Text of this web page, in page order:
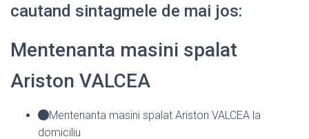
cautand sintagmele de mai jos:
Mentenanta masini spalat
Ariston VALCEA
Mentenanta masini spalat Ariston VALCEA la
domiciliu